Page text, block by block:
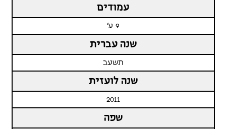
עמודים
9 ע'
שנה עברית
תשעב
שנה לועזית
2011
שפה